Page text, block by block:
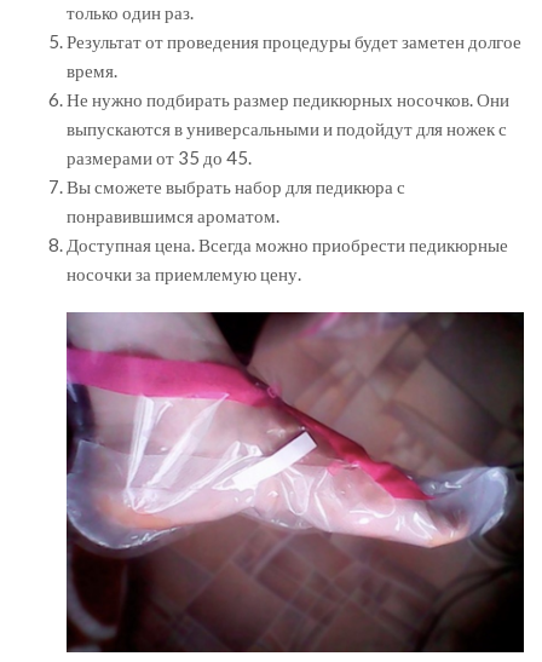
только один раз.
Результат от проведения процедуры будет заметен долгое
время.
Не нужно подбирать размер педикюрных носочков. Они
выпускаются в универсальными и подойдут для ножек с
размерами от 35 до 45.
Вы сможете выбрать набор для педикюра с
понравившимся ароматом.
Доступная цена. Всегда можно приобрести педикюрные
носочки за приемлемую цену.